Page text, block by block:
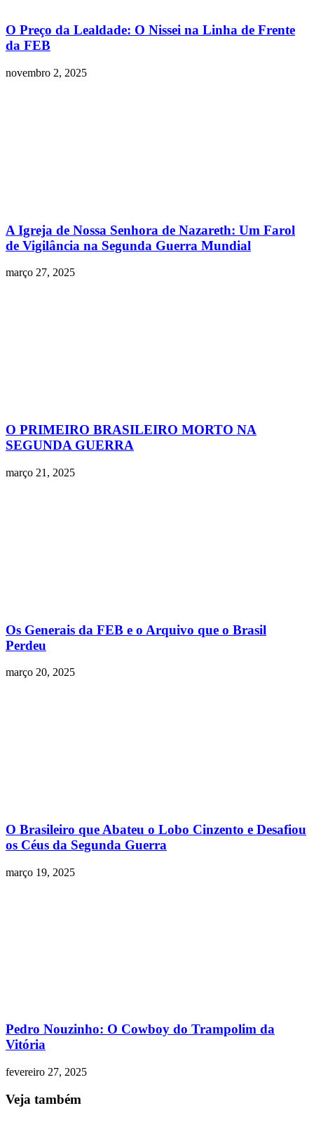
O Preço da Lealdade: O Nissei na Linha de Frente
da FEB
novembro 2, 2025
A Igreja de Nossa Senhora de Nazareth: Um Farol
de Vigilância na Segunda Guerra Mundial
março 27, 2025
O PRIMEIRO BRASILEIRO MORTO NA
SEGUNDA GUERRA
março 21, 2025
Os Generais da FEB e o Arquivo que o Brasil
Perdeu
março 20, 2025
O Brasileiro que Abateu o Lobo Cinzento e Desafiou
os Céus da Segunda Guerra
março 19, 2025
Pedro Nouzinho: O Cowboy do Trampolim da
Vitória
fevereiro 27, 2025
Veja também